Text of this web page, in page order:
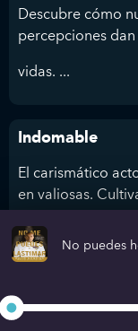
Descubre cómo
percepciones
vidas. ...
Indomable
El carismático
en valiosas.
No puedes
Goggins supera
“Cookie Jar”
No puedes